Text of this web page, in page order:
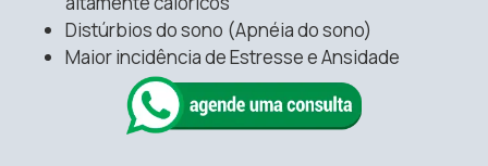
Distúrbios do sono (Apnéia do sono)
Maior incidência de Estresse e Ansidade